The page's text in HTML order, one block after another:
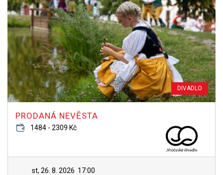
DIVADLO
PRODANÁ NEVĚSTA
1484 - 2309 Kč
st, 26. 8. 2026 17:00